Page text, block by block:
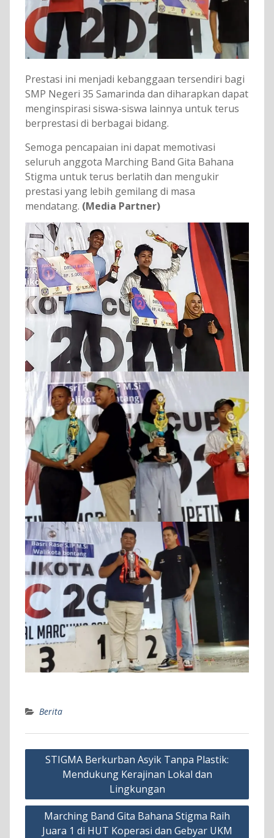
Prestasi ini menjadi kebanggaan tersendiri bagi
SMP Negeri 35 Samarinda dan diharapkan dapat
menginspirasi siswa-siswa lainnya untuk terus
berprestasi di berbagai bidang.
Semoga pencapaian ini dapat memotivasi
seluruh anggota Marching Band Gita Bahana
Stigma untuk terus berlatih dan mengukir
prestasi yang lebih gemilang di masa
mendatang. (Media Partner)
Berita
Navigasi
STIGMA Berkurban Asyik Tanpa Plastik:
Mendukung Kerajinan Lokal dan
Lingkungan
Marching Band Gita Bahana Stigma Raih
Juara 1 di HUT Koperasi dan Gebyar UKM